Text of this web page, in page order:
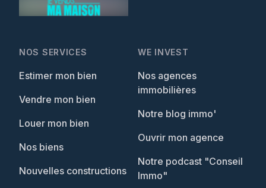
NOS SERVICES
Estimer mon bien
Vendre mon bien
Louer mon bien
Nos biens
Nouvelles constructions
WE INVEST
Nos agences
immobilières
Notre blog immo'
Ouvrir mon agence
Notre podcast "Conseil
Immo"